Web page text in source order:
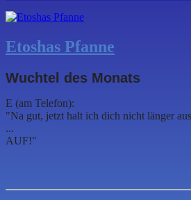
Etoshas Pfanne
Wuchtel des Monats
E (am Telefon):
"Na gut, jetzt halt ich dich nicht länger
...
AUF!"